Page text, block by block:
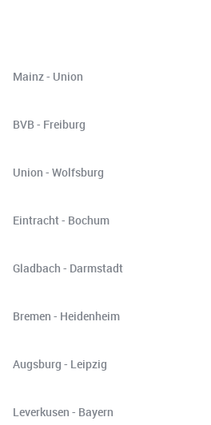
Mainz - Union
BVB - Freiburg
Union - Wolfsburg
Eintracht - Bochum
Gladbach - Darmstadt
Bremen - Heidenheim
Augsburg - Leipzig
Leverkusen - Bayern